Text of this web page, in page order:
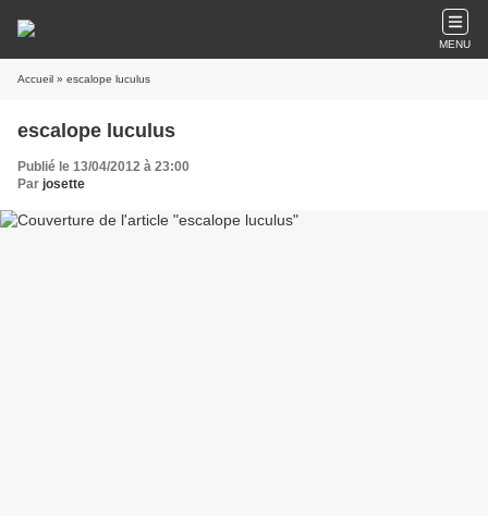
MENU
Accueil » escalope luculus
escalope luculus
Publié le 13/04/2012 à 23:00
Par josette